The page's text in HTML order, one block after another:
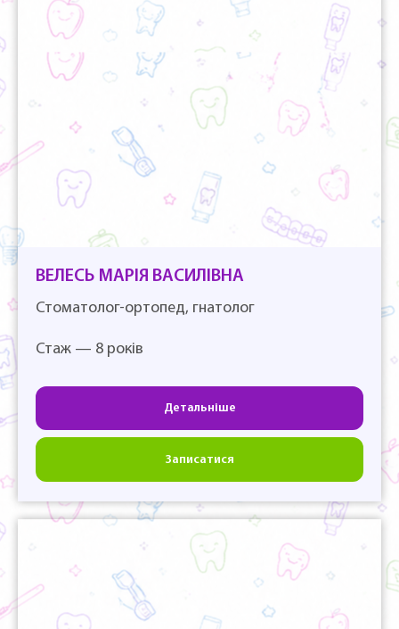
ВЕЛЕСЬ МАРІЯ ВАСИЛІВНА
Стоматолог-ортопед, гнатолог
Стаж — 8 років
Детальніше
Записатися